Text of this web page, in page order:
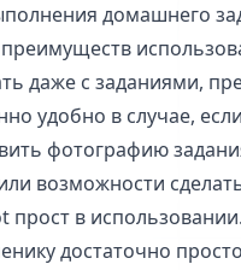
домашнего
даже с заданиями,
удобно в случае,
фотографию
возможности
прост в
достаточно